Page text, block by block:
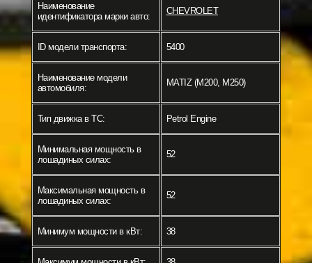
Наименование
идентификатора марки авто:
CHEVROLET
ID модели транспорта: 5400
Наименование модели
автомобиля:
MATIZ (M200, M250)
Тип движка в ТС: Petrol Engine
Минимальная мощность в
лошадиных силах:
52
Максимальная мощность в
лошадиных силах:
52
Минимум мощности в кВт: 38